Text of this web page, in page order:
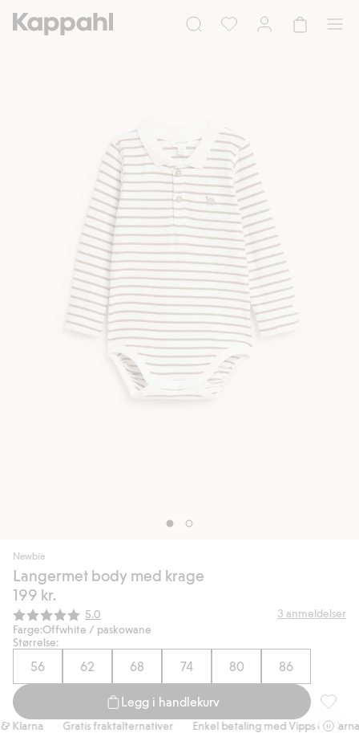
Newbie
Langermet body med krage
199 kr.
Gjennomsnittskarakter:
5.0 3 anmeldelser
Farge:Offwhite / paskowane
Størrelse:
56 62 68 74 80 86
Legg i handlekurv
Gratis fraktalternativer
Enkel betaling med Vipps & Klarna